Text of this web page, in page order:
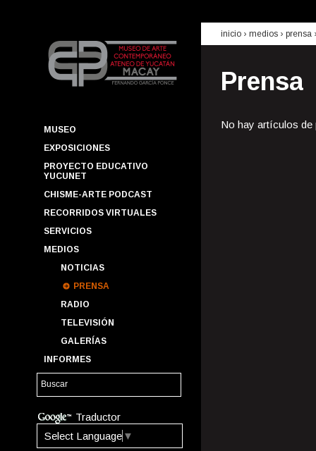
MUSEO
EXPOSICIONES
PROYECTO EDUCATIVO
YUCUNET
CHISME-ARTE PODCAST
RECORRIDOS VIRTUALES
SERVICIOS
MEDIOS
NOTICIAS
PRENSA
RADIO
TELEVISIÓN
GALERÍAS
INFORMES
Traductor
Select Language ▼
inicio › medios › prensa
Prensa
No hay artículos de